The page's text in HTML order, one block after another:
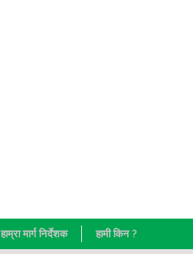
हाम्रा मार्ग निर्देशक हामी किन ?